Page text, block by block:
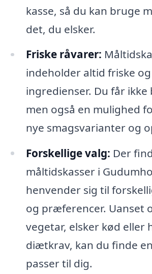
kasse, så du kan bruge
det, du elsker.
Friske råvarer:
indeholder altid friske
ingredienser. Du får ikke
men også en mulighed
nye smagsvarianter og
Forskellige valg: Der
måltidskasser i
henvender sig til
og præferencer. Uanset
vegetar, elsker kød eller
diætkrav, kan du finde
passer til dig.